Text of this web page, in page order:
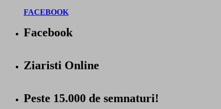
FACEBOOK
Facebook
Ziaristi Online
Peste 15.000 de semnaturi!